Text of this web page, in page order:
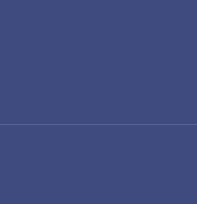
in fiecare situatie.